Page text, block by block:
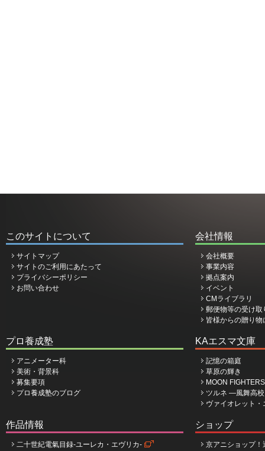
このサイトについて
サイトマップ
サイトのご利用にあたって
プライバシーポリシー
お問い合わせ
会社情報
会社概要
事業内容
拠点案内
イベント
CMライブラリ
郵便物等の受け取
皆様からの贈り
プロ養成塾
アニメーター科
美術・背景科
募集要項
プロ養成塾のブログ
KAエスマ文庫
記憶の箱庭
草原の輝き
MOON
ツルネ ―風舞高
ヴァイオレット
作品情報
二十世紀電氣目録-ユーレカ・エヴリカ-
ショップ
京アニショップ！